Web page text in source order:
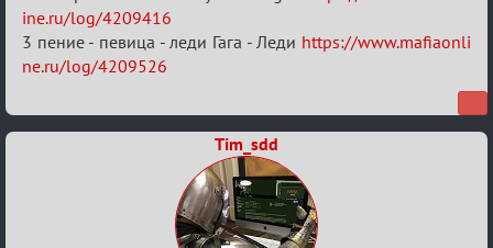
меня!
ine.ru/log/4209416
3 пение - певица - леди Гага - Леди https://www.mafiaonli
ne.ru/log/4209526
Tim_sdd